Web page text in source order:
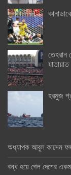
তেহরান
যাতায়াত
হরমুজ
অধ্যাপক আবুল কাসেম
বন্ধ হয়ে গেল দেশের